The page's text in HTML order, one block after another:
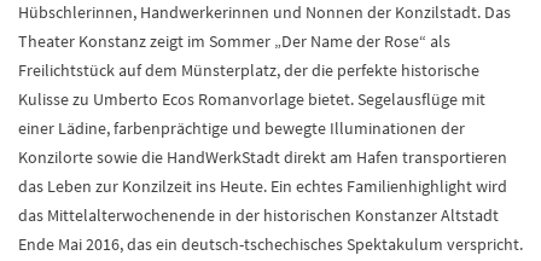
Hübschlerinnen, Handwerkerinnen und Nonnen der Konzilstadt. Das
Theater Konstanz zeigt im Sommer „Der Name der Rose“ als
Freilichtstück auf dem Münsterplatz, der die perfekte historische
Kulisse zu Umberto Ecos Romanvorlage bietet. Segelausflüge mit
einer Lädine, farbenprächtige und bewegte Illuminationen der
Konzilorte sowie die HandWerkStadt direkt am Hafen transportieren
das Leben zur Konzilzeit ins Heute. Ein echtes Familienhighlight wird
das Mittelalterwochenende in der historischen Konstanzer Altstadt
Ende Mai 2016, das ein deutsch-tschechisches Spektakulum verspricht.